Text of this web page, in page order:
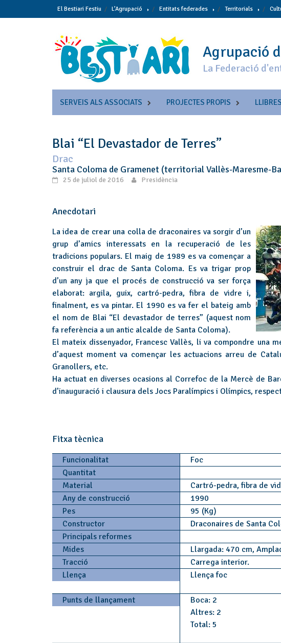
to
El Bestiari Festiu L’Agrupació Entitats federades Territorials
Agrupació
La Federació
SERVEIS ALS ASSOCIATS PROJECTES PROPIS
Blai “El Devastador de Terres”
Drac
Santa Coloma de Gramenet (territorial Vallès-Maresme-
25 de juliol de 2016 Presidència
Anecdotari
La idea de crear una colla de draconaires va sorgir d’un
grup d’amics interessats en la recuperació de les
tradicions populars. El maig de 1989 es va començar a
construir el drac de Santa Coloma. Es va trigar prop
d’un any ja que el procés de construcció va ser força
elaborat: argila, guix, cartró-pedra, fibra de vidre i,
finalment, es va pintar. El 1990 es va fer el bateig amb
el nom de Blai “El devastador de terres” (aquest nom
fa referència a un antic alcalde de Santa Coloma).
El mateix dissenyador, Francesc Vallès, li va compondre una
d’aquest moment va començar les actuacions arreu de
Granollers, etc.
Ha actuat en diverses ocasions al Correfoc de la Mercè de
d’inauguració i clausura dels Jocs Paralímpics i Olímpics,
Fitxa tècnica
Funcionalitat
Foc
Quantitat
Material
Cartró-pedra, fibra de
Any de construcció
1990
Pes
95 (Kg)
Constructor
Draconaires de Santa
Principals reformes
Mides
Llargada: 470 cm,
Tracció
Carrega interior.
Llença
Llença foc
Punts de llançament
Boca: 2
Altres: 2
Total: 5